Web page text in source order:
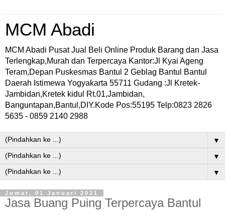
MCM Abadi
MCM Abadi Pusat Jual Beli Online Produk Barang dan Jasa
Terlengkap,Murah dan Terpercaya Kantor:Jl Kyai Ageng
Teram,Depan Puskesmas Bantul 2 Geblag Bantul Bantul
Daerah Istimewa Yogyakarta 55711 Gudang :Jl Kretek-
Jambidan,Kretek kidul Rt.01,Jambidan,
Banguntapan,Bantul,DIY.Kode Pos:55195 Telp:0823 2826
5635 - 0859 2140 2988
▼
▼
▼
Jumat, 01 Januari 2021
Jasa Buang Puing Terpercaya Bantul